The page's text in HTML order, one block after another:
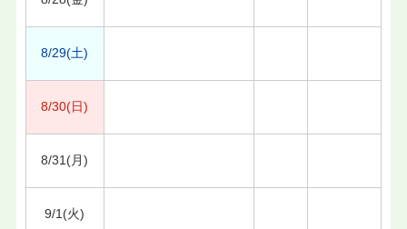
8/29(土)
8/30(日)
8/31(月)
9/1(火)